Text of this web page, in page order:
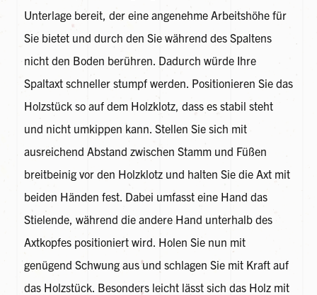
Unterlage bereit, der eine angenehme Arbeitshöhe für
Sie bietet und durch den Sie während des Spaltens
nicht den Boden berühren. Dadurch würde Ihre
Spaltaxt schneller stumpf werden. Positionieren Sie das
Holzstück so auf dem Holzklotz, dass es stabil steht
und nicht umkippen kann. Stellen Sie sich mit
ausreichend Abstand zwischen Stamm und Füßen
breitbeinig vor den Holzklotz und halten Sie die Axt mit
beiden Händen fest. Dabei umfasst eine Hand das
Stielende, während die andere Hand unterhalb des
Axtkopfes positioniert wird. Holen Sie nun mit
genügend Schwung aus und schlagen Sie mit Kraft auf
das Holzstück. Besonders leicht lässt sich das Holz mit